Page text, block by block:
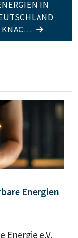
IN
KNAC…
Energien
Energie e.V.